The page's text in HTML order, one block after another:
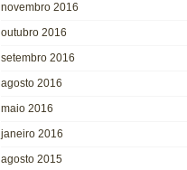
novembro 2016
outubro 2016
setembro 2016
agosto 2016
maio 2016
janeiro 2016
agosto 2015